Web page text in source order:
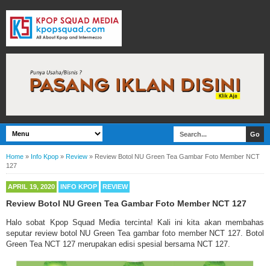
Home » Info Kpop » Review » Review Botol NU Green Tea Gambar Foto Member NCT
127
APRIL 19, 2020 INFO KPOP REVIEW
Review Botol NU Green Tea Gambar Foto Member NCT 127
Halo sobat Kpop Squad Media tercinta! Kali ini kita akan membahas
seputar review botol NU Green Tea gambar foto member NCT 127. Botol
Green Tea NCT 127 merupakan edisi spesial bersama NCT 127.